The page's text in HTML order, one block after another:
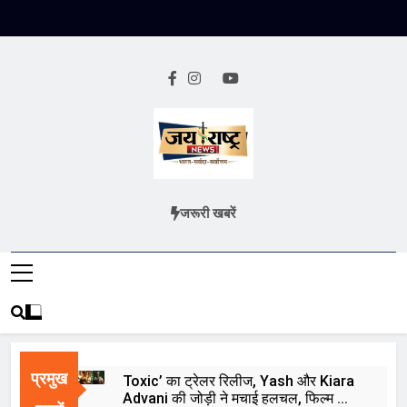
Jai Rashtra
हिंदी समाचार
जरूरी खबरें
प्रमुख
Toxic’ का ट्रेलर रिलीज, Yash और Kiara
Advani की जोड़ी ने मचाई हलचल, फिल्म को